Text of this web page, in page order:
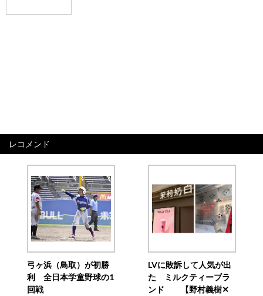
レコメンド
弓ヶ浜（鳥取）が初勝
利 全日本学童野球の1
回戦
LVに敗訴して人気が出
た ミルクティーブラ
ンド 【野村義樹✕